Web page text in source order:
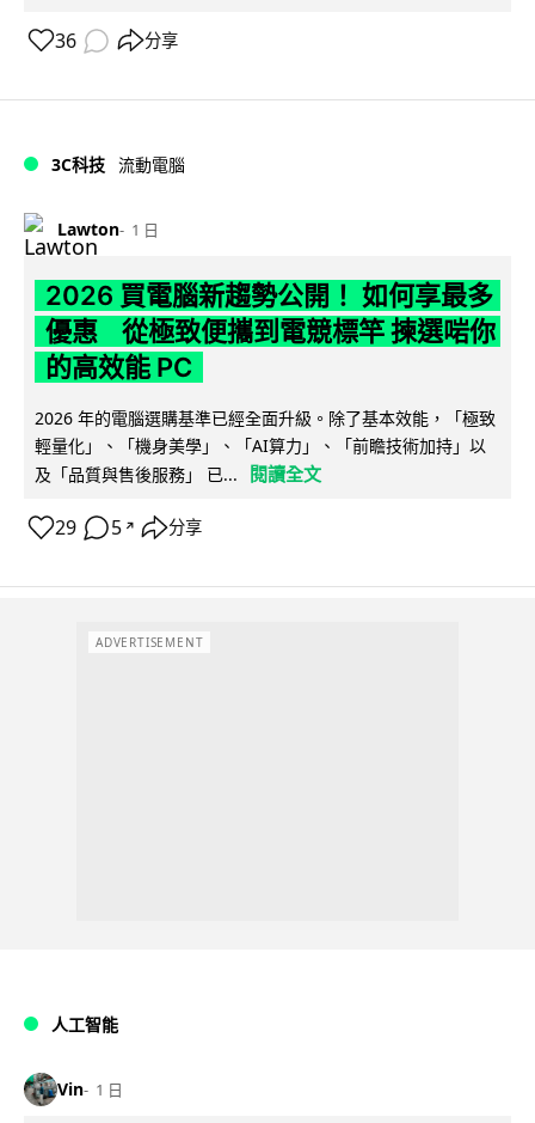
36 分享
3C科技 流動電腦
Lawton 1 日
2026 買電腦新趨勢公開！ 如何享最多
優惠 從極致便攜到電競標竿 揀選啱你
的高效能 PC
2026 年的電腦選購基準已經全面升級。除了基本效能，「極致
輕量化」、「機身美學」、「AI算力」、「前瞻技術加持」以
及「品質與售後服務」 已...
閱讀全文
29 5 ↗ 分享
ADVERTISEMENT
人工智能
Vin 1 日